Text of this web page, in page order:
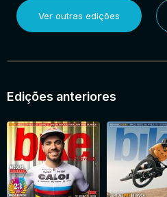
Ver outras edições
Edições anteriores